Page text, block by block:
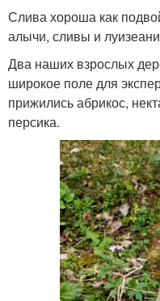
Слива хороша как
алычи, сливы и
Два наших взрослых
широкое поле для
прижились абрикос,
персика.